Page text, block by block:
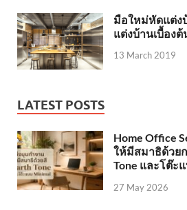
มือใหม่หัดแต่ง
แต่งบ้านเบื้องต้
13 March 2019
LATEST POSTS
Home Office
ให้มีสมาธิด้วย
Tone และโต๊ะ
27 May 2026